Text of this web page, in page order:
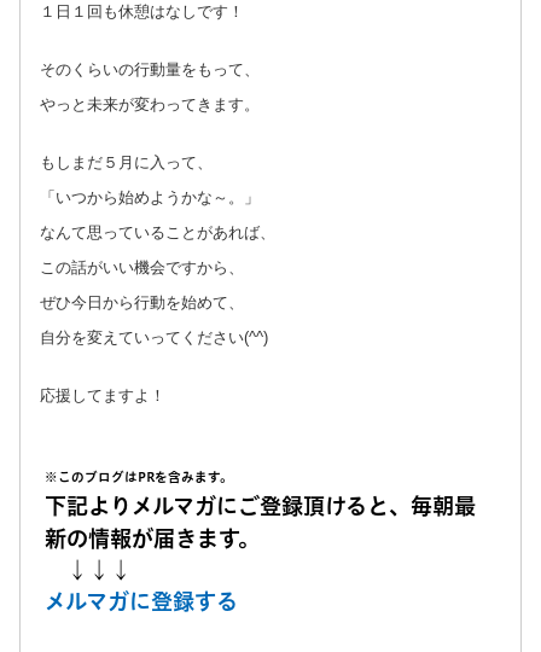
１日１回も休憩はなしです！
そのくらいの行動量をもって、
やっと未来が変わってきます。
もしまだ５月に入って、
「いつから始めようかな～。」
なんて思っていることがあれば、
この話がいい機会ですから、
ぜひ今日から行動を始めて、
自分を変えていってください(^^)
応援してますよ！
※このブログはPRを含みます。
下記よりメルマガにご登録頂けると、毎朝最
新の情報が届きます。
↓↓↓
メルマガに登録する